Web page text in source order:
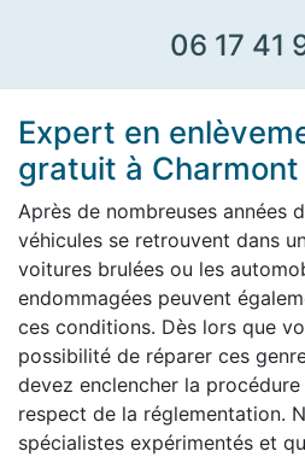
06 17 41
Expert en
gratuit à
Après de nombreuses années
véhicules se retrouvent dans
voitures brulées ou les
endommagées peuvent
ces conditions. Dès lors que
possibilité de réparer ces
devez enclencher la
respect de la réglementation.
spécialistes expérimentés et